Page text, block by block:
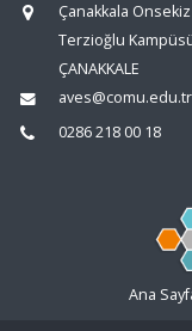
Çanakkala
Terzioğlu
ÇANAKKALE
aves@comu.edu.tr
0286 218 00 18
Ana